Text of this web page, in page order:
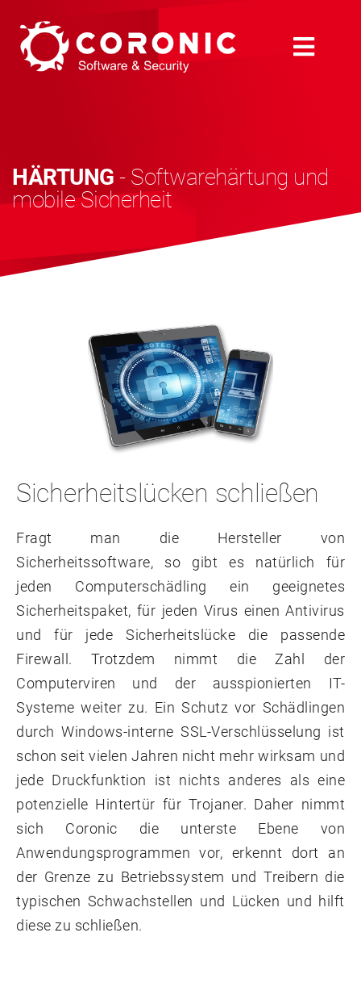
HÄRTUNG - Softwarehärtung und
mobile Sicherheit
Sicherheitslücken schließen
Fragt man die Hersteller von
Sicherheitssoftware, so gibt es natürlich für
jeden Computerschädling ein geeignetes
Sicherheitspaket, für jeden Virus einen Antivirus
und für jede Sicherheitslücke die passende
Firewall. Trotzdem nimmt die Zahl der
Computerviren und der ausspionierten IT-
Systeme weiter zu. Ein Schutz vor Schädlingen
durch Windows-interne SSL-Verschlüsselung ist
schon seit vielen Jahren nicht mehr wirksam und
jede Druckfunktion ist nichts anderes als eine
potenzielle Hintertür für Trojaner. Daher nimmt
sich Coronic die unterste Ebene von
Anwendungsprogrammen vor, erkennt dort an
der Grenze zu Betriebssystem und Treibern die
typischen Schwachstellen und Lücken und hilft
diese zu schließen.